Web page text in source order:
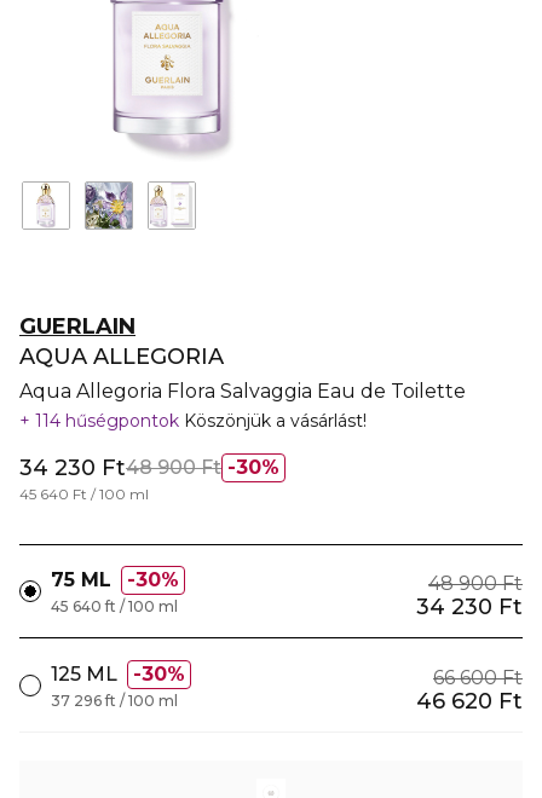
GUERLAIN
AQUA ALLEGORIA
Aqua Allegoria Flora Salvaggia Eau de Toilette
114 hűségpontok Köszönjük a vásárlást!
30%
34 230 Ft48 900 Ft
45 640 Ft / 100 ml
75 ML 30% 48 900 Ft
34 230 Ft
45 640 ft / 100 ml
125 ML 30% 66 600 Ft
46 620 Ft
37 296 ft / 100 ml